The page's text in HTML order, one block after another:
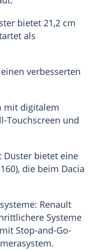
bietet 21,2 cm
als
verbesserten
mit digitalem
Touchscreen und
Duster bietet eine
die beim Dacia
Renault
Systeme
Stop-and-Go-